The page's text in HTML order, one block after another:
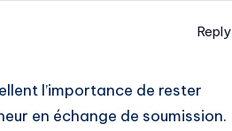
Reply
l’importance de rester
en échange de soumission.